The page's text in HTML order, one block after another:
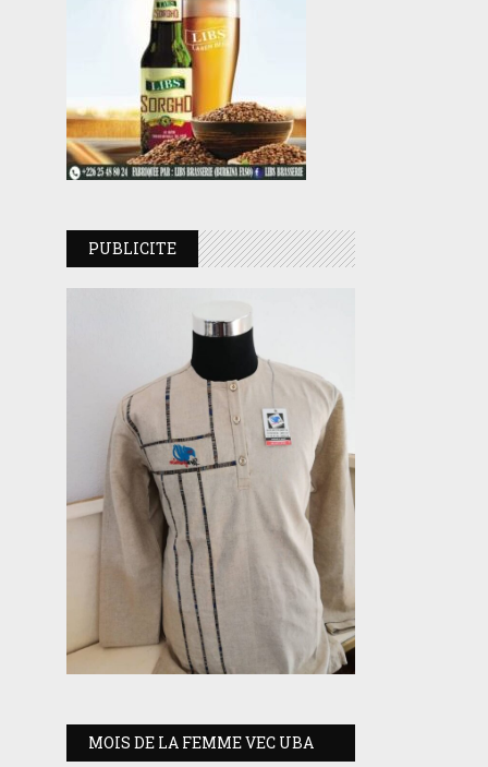
PUBLICITE
MOIS DE LA FEMME VEC UBA